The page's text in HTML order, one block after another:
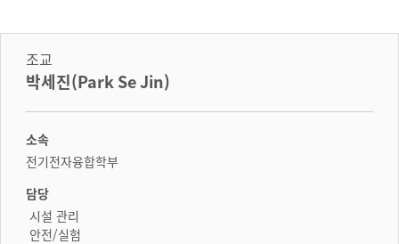
조교
박세진(Park Se Jin)
소속
전기전자융합학부
담당
시설 관리
안전/실험